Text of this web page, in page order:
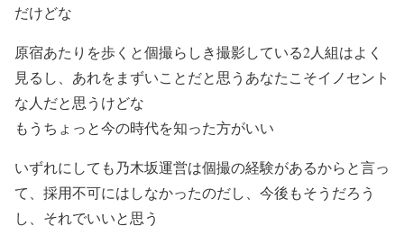
だけどな
原宿あたりを歩くと個撮らしき撮影している2人組はよく
見るし、あれをまずいことだと思うあなたこそイノセント
な人だと思うけどな
もうちょっと今の時代を知った方がいい
いずれにしても乃木坂運営は個撮の経験があるからと言っ
て、採用不可にはしなかったのだし、今後もそうだろう
し、それでいいと思う